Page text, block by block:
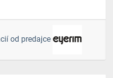
od predajce